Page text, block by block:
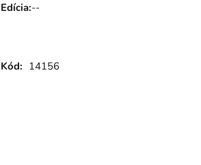
Edícia:--
Kód: 14156